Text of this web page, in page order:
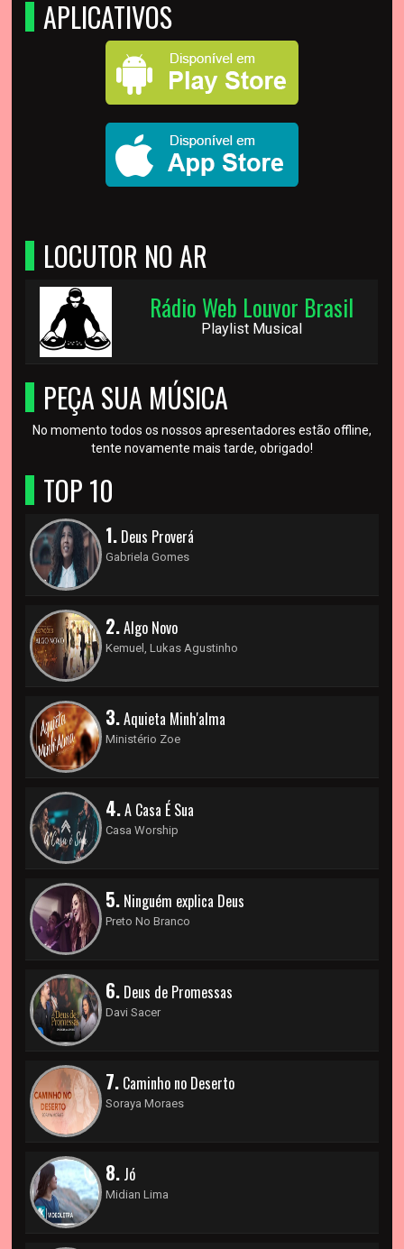
APLICATIVOS
LOCUTOR NO AR
Rádio Web Louvor Brasil
Playlist Musical
PEÇA SUA MÚSICA
No momento todos os nossos apresentadores estão offline,
tente novamente mais tarde, obrigado!
TOP 10
1. Deus Proverá
Gabriela Gomes
2.Algo Novo
Kemuel, Lukas Agustinho
3.Aquieta Minh'alma
Ministério Zoe
4.A Casa É Sua
Casa Worship
5. Ninguém explica Deus
Preto No Branco
6. Deus de Promessas
Davi Sacer
7. Caminho no Deserto
Soraya Moraes
8. Jó
Midian Lima